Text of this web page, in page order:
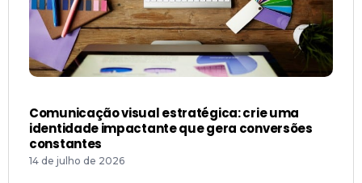
Comunicação visual estratégica: crie uma
identidade impactante que gera conversões
constantes
14 de julho de 2026